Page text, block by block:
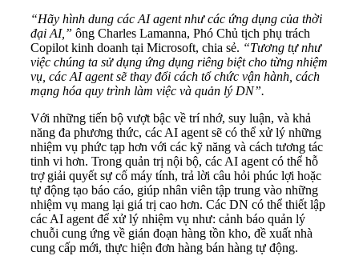
“Hãy hình dung các AI agent như các ứng dụng của thời
đại AI,” ông Charles Lamanna, Phó Chủ tịch phụ trách
Copilot kinh doanh tại Microsoft, chia sẻ. “Tương tự như
việc chúng ta sử dụng ứng dụng riêng biệt cho từng nhiệm
vụ, các AI agent sẽ thay đổi cách tổ chức vận hành, cách
mạng hóa quy trình làm việc và quản lý DN”.
Với những tiến bộ vượt bậc về trí nhớ, suy luận, và khả
năng đa phương thức, các AI agent sẽ có thể xử lý những
nhiệm vụ phức tạp hơn với các kỹ năng và cách tương tác
tinh vi hơn. Trong quản trị nội bộ, các AI agent có thể hỗ
trợ giải quyết sự cố máy tính, trả lời câu hỏi phúc lợi hoặc
tự động tạo báo cáo, giúp nhân viên tập trung vào những
nhiệm vụ mang lại giá trị cao hơn. Các DN có thể thiết lập
các AI agent để xử lý nhiệm vụ như: cảnh báo quản lý
chuỗi cung ứng về gián đoạn hàng tồn kho, đề xuất nhà
cung cấp mới, thực hiện đơn hàng bán hàng tự động.